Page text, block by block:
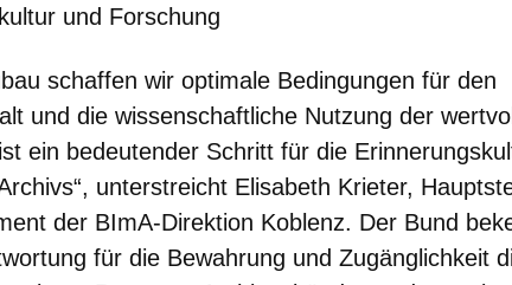
und Forschung
schaffen wir optimale Bedingungen für den
und die wissenschaftliche Nutzung der
ein bedeutender Schritt für die
unterstreicht Elisabeth Krieter,
der BImA-Direktion Koblenz. Der Bund
für die Bewahrung und Zugänglichkeit